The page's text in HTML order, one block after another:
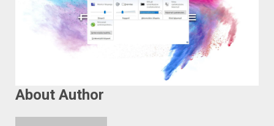
About Author